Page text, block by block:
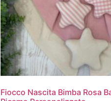
Fiocco Nascita Bimba Rosa